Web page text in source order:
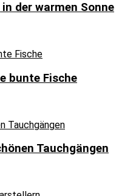
der warmen Sonne
bunte Fische
Tauchgängen